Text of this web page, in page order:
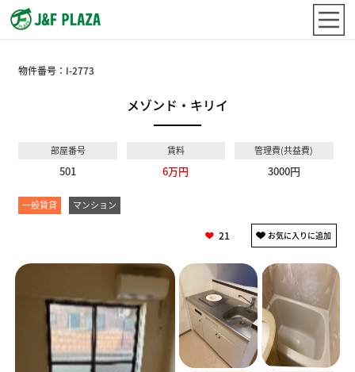
物件番号： I-2773
メゾンド・キリイ
部屋番号
501
賃料
6万円
管理費(共益費)
3000円
一般賃貸 マンション
21